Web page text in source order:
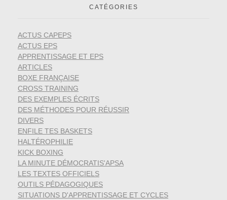
CATÉGORIES
ACTUS CAPEPS
ACTUS EPS
APPRENTISSAGE ET EPS
ARTICLES
BOXE FRANÇAISE
CROSS TRAINING
DES EXEMPLES ÉCRITS
DES MÉTHODES POUR RÉUSSIR
DIVERS
ENFILE TES BASKETS
HALTÉROPHILIE
KICK BOXING
LA MINUTE DÉMOCRATIS'APSA
LES TEXTES OFFICIELS
OUTILS PÉDAGOGIQUES
SITUATIONS D'APPRENTISSAGE ET CYCLES